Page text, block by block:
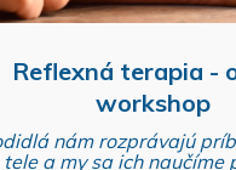
Reflexná terapia -
workshop
nám rozprávajú
tele a my sa ich naučíme